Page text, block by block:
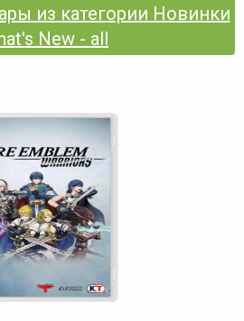
из категории Новинки
New - all